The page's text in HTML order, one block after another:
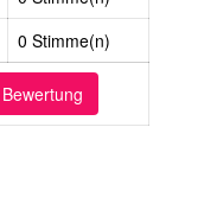
0 Stimme(n)